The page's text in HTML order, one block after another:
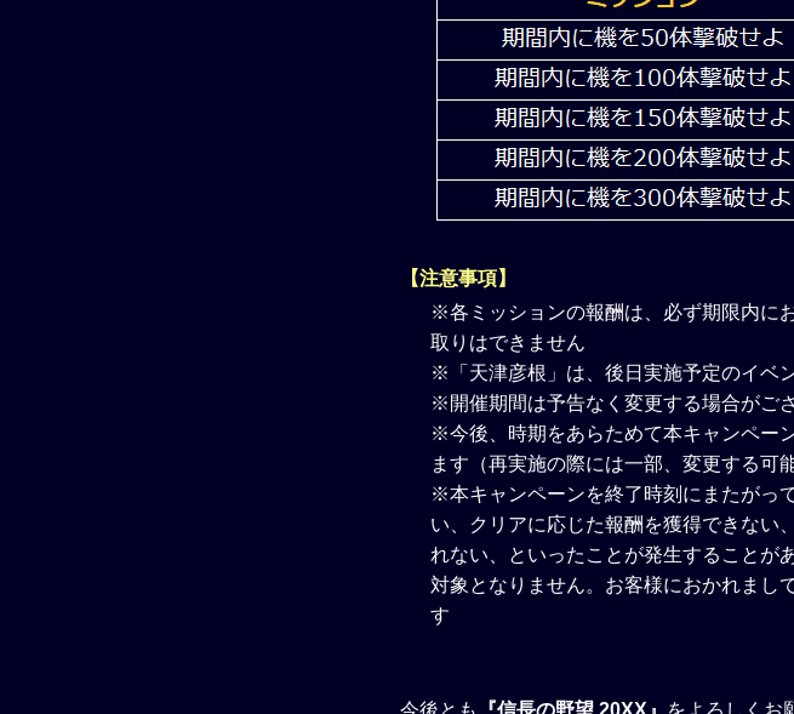
【注意事項】
※各ミッションの報酬は、必ず期限内に
取りはできません
※「天津彦根」は、後日実施予定のイベ
※開催期間は予告なく変更する場合がご
※今後、時期をあらためて本キャンペー
ます（再実施の際には一部、変更する可
※本キャンペーンを終了時刻にまたがっ
い、クリアに応じた報酬を獲得できない
れない、といったことが発生することが
対象となりません。お客様におかれまし
す